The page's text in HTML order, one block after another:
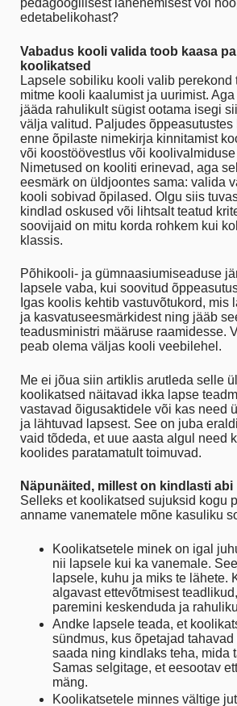
pedagoogilisest lähenemisest või
edetabelikohast?
Vabadus kooli valida toob kaasa
koolikatsed
Lapsele sobiliku kooli valib perekond
mitme kooli kaalumist ja uurimist.
jääda rahulikult sügist ootama isegi
välja valitud. Paljudes õppeasutustes
enne õpilaste nimekirja kinnitamist
või koostöövestlus või
Nimetused on kooliti erinevad, aga
eesmärk on üldjoontes sama: valida
kooli sobivad õpilased. Olgu siis
kindlad oskused või lihtsalt teatud
soovijaid on mitu korda rohkem kui
klassis.
Põhikooli- ja gümnaasiumiseaduse
lapsele vaba, kui soovitud
Igas koolis kehtib vastuvõtukord, mis
ja kasvatuseesmärkidest ning jääb
teadusministri määruse raamidesse.
peab olema väljas kooli veebilehel.
Me ei jõua siin artiklis arutleda selle
koolikatsed näitavad ikka lapse
vastavad õigusaktidele või kas need
ja lähtuvad lapsest. See on juba
vaid tõdeda, et uue aasta algul need
koolides paratamatult toimuvad.
Näpunäited, millest on kindlasti abi
Selleks et koolikatsed sujuksid kogu
anname vanematele mõne kasuliku
Koolikatsetele minek on igal
nii lapsele kui ka vanemale.
lapsele, kuhu ja miks te lähete.
algavast ettevõtmisest
paremini keskenduda ja
Andke lapsele teada, et
sündmus, kus õpetajad
saada ning kindlaks teha, mida
Samas selgitage, et eesootav
mäng.
Koolikatsetele minnes vältige